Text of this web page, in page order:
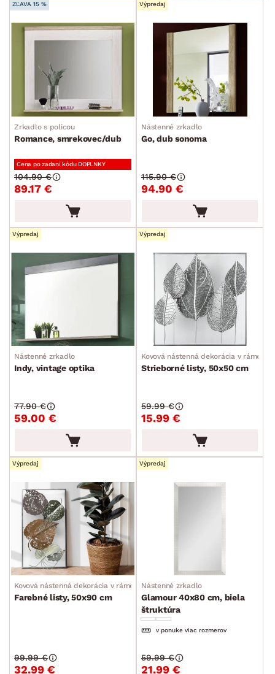
ZĽAVA 15 %
Zrkadlo s policou
Romance, smrekovec/dub
Cena po zadaní kódu DOPLNKY
89.17 €
104.90 €
Výpredaj
Nástenné zrkadlo
Go, dub sonoma
94.90 €
115.90 €
Výpredaj
Nástenné zrkadlo
Indy, vintage optika
59.00 €
77.90 €
Výpredaj
Kovová nástenná dekorácia v ráme
Strieborné listy, 50x50 cm
15.99 €
59.99 €
Výpredaj
Kovová nástenná dekorácia v ráme
Farebné listy, 50x90 cm
32.99 €
99.99 €
Výpredaj
Nástenné zrkadlo
Glamour 40x80 cm, biela
štruktúra
v ponuke viac rozmerov
21.99 €
59.99 €